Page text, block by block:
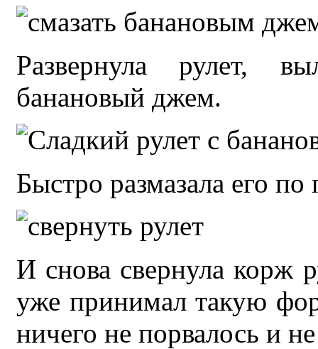
Развернула рулет,
банановый джем.
Быстро размазала его по
И снова свернула корж
уже принимал такую
ничего не порвалось и